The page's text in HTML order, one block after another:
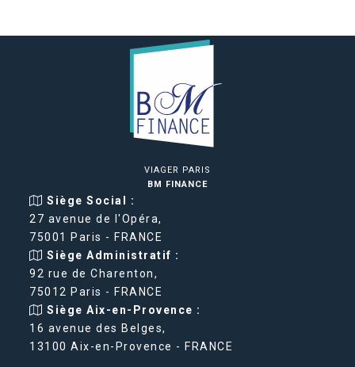
VIAGER PARIS
BM FINANCE
Siège Social :
27 avenue de l'Opéra,
75001 Paris - FRANCE
Siège Administratif :
92 rue de Charenton,
75012 Paris - FRANCE
Siège Aix-en-Provence :
16 avenue des Belges,
13100 Aix-en-Provence - FRANCE